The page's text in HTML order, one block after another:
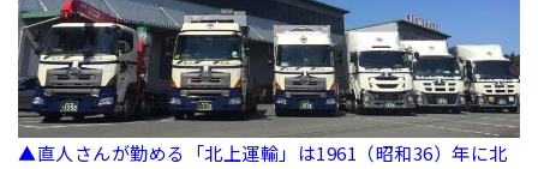
▲直人さんが勤める「北上運輸」は1961（昭和36）年に北